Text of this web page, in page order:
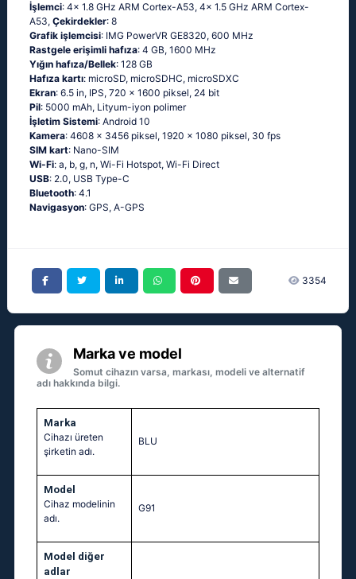
İşlemci: 4x 1.8 GHz ARM Cortex-A53, 4x 1.5 GHz ARM Cortex-
A53, Çekirdekler: 8
Grafik işlemcisi: IMG PowerVR GE8320, 600 MHz
Rastgele erişimli hafıza: 4 GB, 1600 MHz
Yığın hafıza/Bellek: 128 GB
Hafıza kartı: microSD, microSDHC, microSDXC
Ekran: 6.5 in, IPS, 720 x 1600 piksel, 24 bit
Pil: 5000 mAh, Lityum-iyon polimer
İşletim Sistemi: Android 10
Kamera: 4608 x 3456 piksel, 1920 x 1080 piksel, 30 fps
SIM kart: Nano-SIM
Wi-Fi: a, b, g, n, Wi-Fi Hotspot, Wi-Fi Direct
USB: 2.0, USB Type-C
Bluetooth: 4.1
Navigasyon: GPS, A-GPS
3354
Marka ve model
Somut cihazın varsa, markası, modeli ve alternatif
adı hakkında bilgi.
Marka
Cihazı üreten
şirketin adı.
BLU
Model
Cihaz modelinin
adı.
G91
Model diğer
adlar